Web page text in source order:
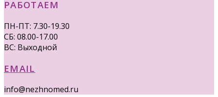
РАБОТАЕМ
ПН-ПТ: 7.30-19.30
СБ: 08.00-17.00
ВС: Выходной
EMAIL
info@nezhnomed.ru